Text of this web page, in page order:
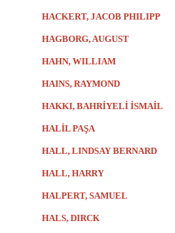
HACKERT, JACOB PHILIPP
HAGBORG, AUGUST
HAHN, WILLIAM
HAINS, RAYMOND
HAKKI, BAHRİYELİ İSMAİL
HALİL PAŞA
HALL, LINDSAY BERNARD
HALL, HARRY
HALPERT, SAMUEL
HALS, DIRCK